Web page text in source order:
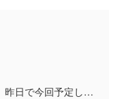
スキー部大村です。 昨日で今回予定していたトレーニングがすべて終了しました。 今回の遠征では昨シーズン怪我をした膝の状態の確認と今シーズンの土台の準...